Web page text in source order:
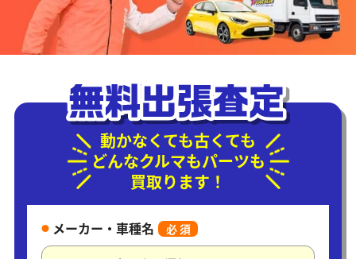
動かなくても古くても
どんなクルマもパーツも
買取ります！
メーカー・車種名 必 須